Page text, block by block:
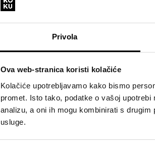
Privola
Ova web-stranica koristi kolačiće
Kolačiće upotrebljavamo kako bismo
promet. Isto tako, podatke o vašoj
analizu, a oni ih mogu kombinirati s
usluge.